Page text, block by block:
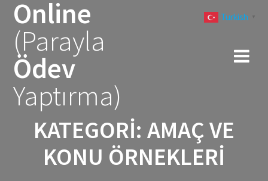
Online
(Parayla
Ödev
Yaptırma)
KATEGORI: AMAÇ VE
KONU ÖRNEKLERİ
Turkish ▼